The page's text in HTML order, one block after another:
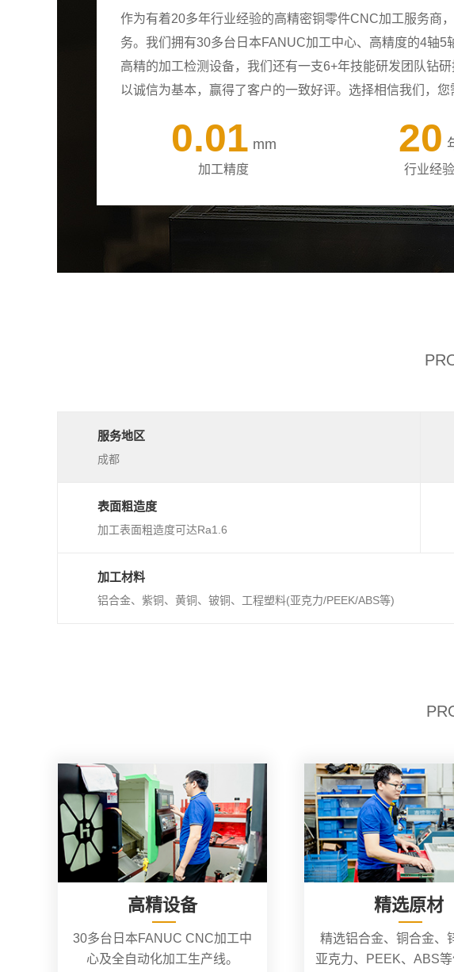
作为有着20多年行业经验的高精密铜零件CNC加工服务商
务。我们拥有30多台日本FANUC加工中心、高精度的4轴
高精的加工检测设备，我们还有一支6+年技能研发团队钻
以诚信为基本，赢得了客户的一致好评。选择相信我们，您
0.01 mm
加工精度
20
行业经验
服务地区
成都
表面粗造度
加工表面粗造度可达Ra1.6
加工材料
铝合金、紫铜、黄铜、铍铜、工程塑料(亚克力/PEEK/ABS等)
高精设备
30多台日本FANUC CNC加工中
心及全自动化加工生产线。
精选原材
精选铝合金、铜合金、
亚克力、PEEK、ABS